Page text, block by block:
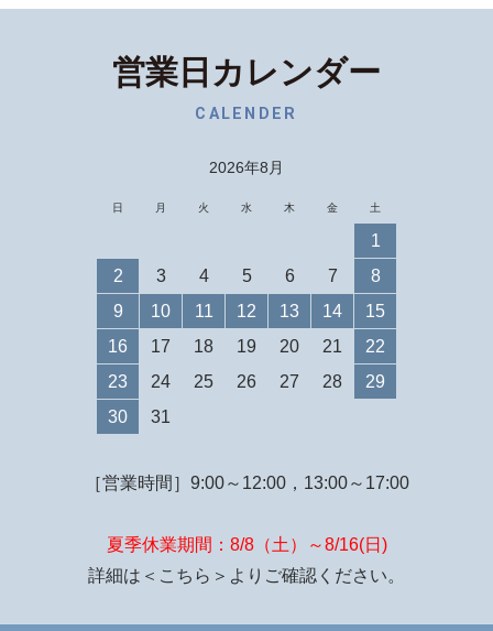
営業日カレンダー
CALENDER
2026年8月
日 月 火 水 木 金 土
1
2
3 4 5 6 7
8
9
10 11 12 13 14
15
16
17 18 19 20 21
22
23
24 25 26 27 28
29
30
31
［営業時間］9:00～12:00，13:00～17:00
夏季休業期間：8/8（土）～8/16(日)
詳細は ＜こちら＞ よりご確認ください。